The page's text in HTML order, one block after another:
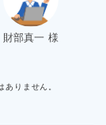
財部真一 様
せん。